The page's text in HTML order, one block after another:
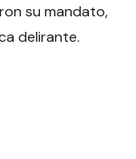
su mandato,
delirante.